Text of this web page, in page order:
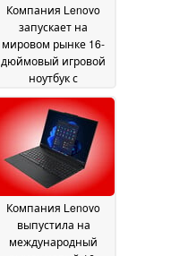
Компания Lenovo
запускает на
мировом рынке 16-
дюймовый игровой
ноутбук с
процессором Intel
Core Ultra 9 290HX
Plus и видеокартой
Nvidia GeForce RTX
5070 объемом 12 ГБ
08 July 2026
Компания Lenovo
выпустила на
международный